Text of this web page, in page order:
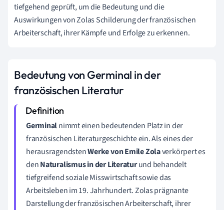
tiefgehend geprüft, um die Bedeutung und die
Auswirkungen von Zolas Schilderung der französischen
Arbeiterschaft, ihrer Kämpfe und Erfolge zu erkennen.
Bedeutung von Germinal in der
französischen Literatur
Germinalnimmt einen bedeutenden Platz in der
französischen Literaturgeschichte ein. Als eines der
herausragendstenWerke von Emile Zolaverkörpert es
denNaturalismus in der Literaturund behandelt
tiefgreifend soziale Misswirtschaft sowie das
Arbeitsleben im 19. Jahrhundert. Zolas prägnante
Darstellung der französischen Arbeiterschaft, ihrer